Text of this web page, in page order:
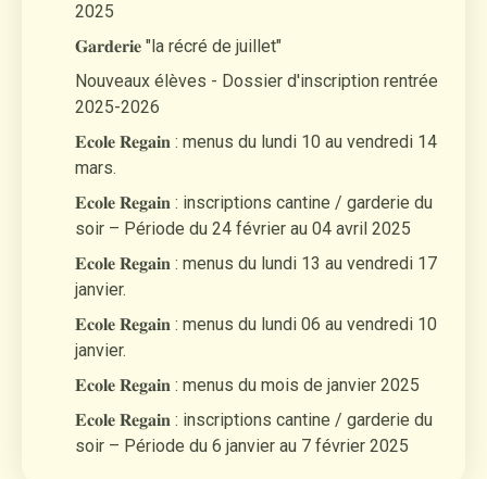
2025
𝐆𝐚𝐫𝐝𝐞𝐫𝐢𝐞 "la récré de juillet"
Nouveaux élèves - Dossier d'inscription rentrée
2025-2026
𝐄𝐜𝐨𝐥𝐞 𝐑𝐞𝐠𝐚𝐢𝐧 : menus du lundi 10 au vendredi 14
mars.
𝐄𝐜𝐨𝐥𝐞 𝐑𝐞𝐠𝐚𝐢𝐧 : inscriptions cantine / garderie du
soir – Période du 24 février au 04 avril 2025
𝐄𝐜𝐨𝐥𝐞 𝐑𝐞𝐠𝐚𝐢𝐧 : menus du lundi 13 au vendredi 17
janvier.
𝐄𝐜𝐨𝐥𝐞 𝐑𝐞𝐠𝐚𝐢𝐧 : menus du lundi 06 au vendredi 10
janvier.
𝐄𝐜𝐨𝐥𝐞 𝐑𝐞𝐠𝐚𝐢𝐧 : menus du mois de janvier 2025
𝐄𝐜𝐨𝐥𝐞 𝐑𝐞𝐠𝐚𝐢𝐧 : inscriptions cantine / garderie du
soir – Période du 6 janvier au 7 février 2025